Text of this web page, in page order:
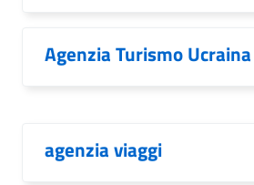
Agenzia Turismo Ucraina
agenzia viaggi